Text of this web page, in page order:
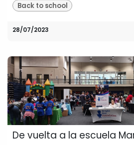
Back to school
28/07/2023
De vuelta a la escuela